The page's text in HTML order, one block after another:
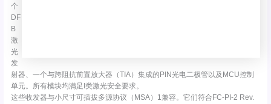
个
DF
B
激
光
发
射器、一个与跨阻抗前置放大器（TIA）集成的PIN光电二极管以及MCU控制
单元。所有模块均满足I类激光安全要求。
这些收发器与小尺寸可插拔多源协议（MSA）1兼容。它们符合FC-PI-2 Rev.